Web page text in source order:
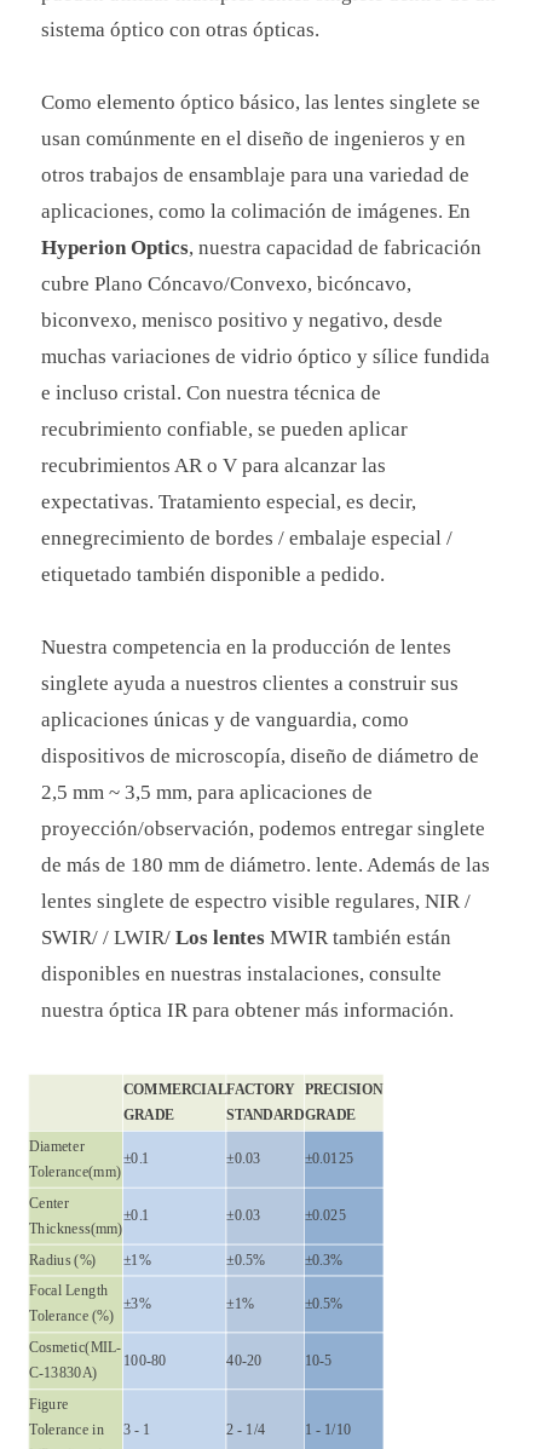
sistema óptico con otras ópticas.
Como elemento óptico básico, las lentes singlete se
usan comúnmente en el diseño de ingenieros y en
otros trabajos de ensamblaje para una variedad de
aplicaciones, como la colimación de imágenes. En
Hyperion Optics, nuestra capacidad de fabricación
cubre Plano Cóncavo/Convexo, bicóncavo,
biconvexo, menisco positivo y negativo, desde
muchas variaciones de vidrio óptico y sílice fundida
e incluso cristal. Con nuestra técnica de
recubrimiento confiable, se pueden aplicar
recubrimientos AR o V para alcanzar las
expectativas. Tratamiento especial, es decir,
ennegrecimiento de bordes / embalaje especial /
etiquetado también disponible a pedido.
Nuestra competencia en la producción de lentes
singlete ayuda a nuestros clientes a construir sus
aplicaciones únicas y de vanguardia, como
dispositivos de microscopía, diseño de diámetro de
2,5 mm ~ 3,5 mm, para aplicaciones de
proyección/observación, podemos entregar singlete
de más de 180 mm de diámetro. lente. Además de las
lentes singlete de espectro visible regulares, NIR /
SWIR/ / LWIR/Loslentes MWIR también están
disponibles en nuestras instalaciones, consulte
nuestra óptica IR para obtener más información.
COMMERCIAL
GRADE
FACTORY
STANDARD
PRECISION
GRADE
Diameter
Tolerance(mm)
±0.1 ±0.03 ±0.0125
Center
Thickness(mm)
±0.1 ±0.03 ±0.025
Radius (%) ±1% ±0.5%
±0.3%
Focal Length
Tolerance (%)
±3% ±1% ±0.5%
Cosmetic(MIL-
C-13830A)
100-80 40-20 10-5
Figure
Tolerance in
3 - 1 2 - 1/4 1 - 1/10